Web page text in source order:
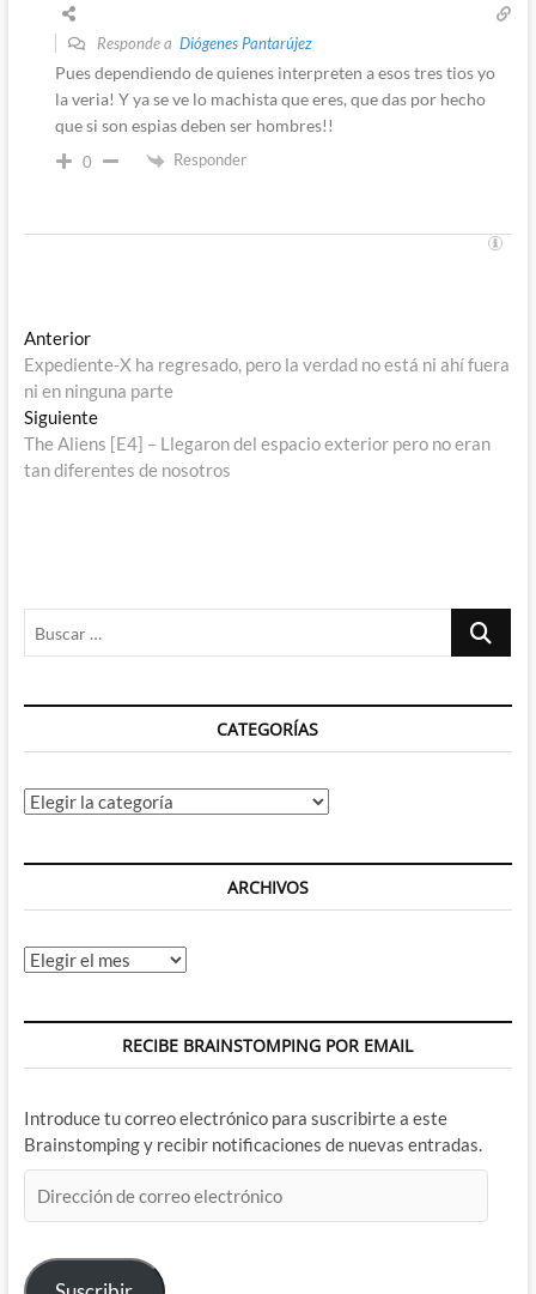
Responde a Diógenes Pantarújez
Pues dependiendo de quienes interpreten a esos tres tios yo
la veria! Y ya se ve lo machista que eres, que das por hecho
que si son espias deben ser hombres!!
0 Responder
Navegación
de
entradas
AnteriorEntrada
anterior:
Expediente-X ha regresado, pero la verdad no está ni ahí fuera
ni en ninguna parte
SiguienteEntrada
siguiente:
The Aliens [E4] – Llegaron del espacio exterior pero no eran
tan diferentes de nosotros
Buscar
CATEGORÍAS
Categorías
ARCHIVOS
Archivos
RECIBE BRAINSTOMPING POR EMAIL
Introduce tu correo electrónico para suscribirte a este
Brainstomping y recibir notificaciones de nuevas entradas.
de
electrónico